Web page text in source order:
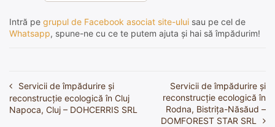
Intră pe grupul de Facebook asociat site-ului sau pe cel de
Whatsapp, spune-ne cu ce te putem ajuta și hai să împădurim!
Navigare
în
Servicii de împădurire și
reconstrucție ecologică în Cluj
Napoca, Cluj – DOHCERRIS SRL
Servicii de împădurire și
reconstrucție ecologică în
Rodna, Bistrița-Năsăud –
DOMFOREST STAR SRL